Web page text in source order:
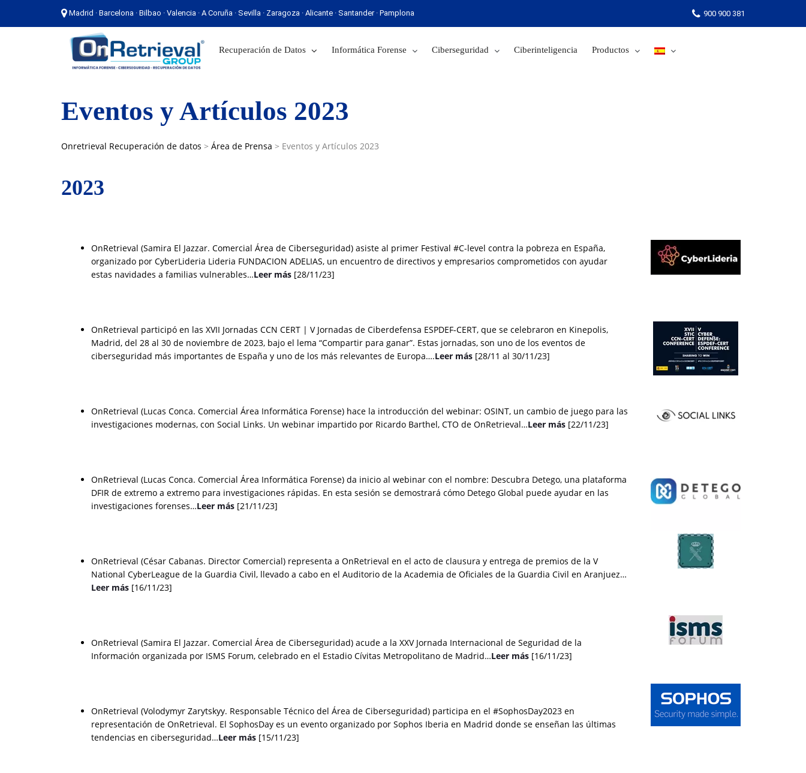
Madrid · Barcelona · Bilbao · Valencia · A Coruña · Sevilla · Zaragoza · Alicante · Santander · Pamplona 900 900 381
Recuperación de Datos Informática Forense Ciberseguridad Ciberinteligencia Productos
Madrid · Barcelona · Bilbao · Valencia · A Coruña · Sevilla · Zaragoza · Alicante · Santander · Pamplona
Eventos y Artículos 2023
Onretrieval Recuperación de datos > Área de Prensa > Eventos y Artículos 2023
2023
OnRetrieval (Samira El Jazzar. Comercial Área de Ciberseguridad) asiste al primer Festival #C-level contra la pobreza en España,
organizado por CyberLideria Lideria FUNDACION ADELIAS, un encuentro de directivos y empresarios comprometidos con ayudar
estas navidades a familias vulnerables…Leer más [28/11/23]
OnRetrieval participó en las XVII Jornadas CCN CERT | V Jornadas de Ciberdefensa ESPDEF-CERT, que se celebraron en Kinepolis,
Madrid, del 28 al 30 de noviembre de 2023, bajo el lema “Compartir para ganar”. Estas jornadas, son uno de los eventos de
ciberseguridad más importantes de España y uno de los más relevantes de Europa….Leer más [28/11 al 30/11/23]
OnRetrieval (Lucas Conca. Comercial Área Informática Forense) hace la introducción del webinar: OSINT, un cambio de juego para las
investigaciones modernas, con Social Links. Un webinar impartido por Ricardo Barthel, CTO de OnRetrieval…Leer más [22/11/23]
OnRetrieval (Lucas Conca. Comercial Área Informática Forense) da inicio al webinar con el nombre: Descubra Detego, una plataforma
DFIR de extremo a extremo para investigaciones rápidas. En esta sesión se demostrará cómo Detego Global puede ayudar en las
investigaciones forenses…Leer más [21/11/23]
OnRetrieval (César Cabanas. Director Comercial) representa a OnRetrieval en el acto de clausura y entrega de premios de la V
National CyberLeague de la Guardia Civil, llevado a cabo en el Auditorio de la Academia de Oficiales de la Guardia Civil en Aranjuez…
Leer más [16/11/23]
OnRetrieval (Samira El Jazzar. Comercial Área de Ciberseguridad) acude a la XXV Jornada Internacional de Seguridad de la
Información organizada por ISMS Forum, celebrado en el Estadio Cívitas Metropolitano de Madrid…Leer más [16/11/23]
OnRetrieval (Volodymyr Zarytskyy. Responsable Técnico del Área de Ciberseguridad) participa en el #SophosDay2023 en
representación de OnRetrieval. El SophosDay es un evento organizado por Sophos Iberia en Madrid donde se enseñan las últimas
tendencias en ciberseguridad…Leer más [15/11/23]